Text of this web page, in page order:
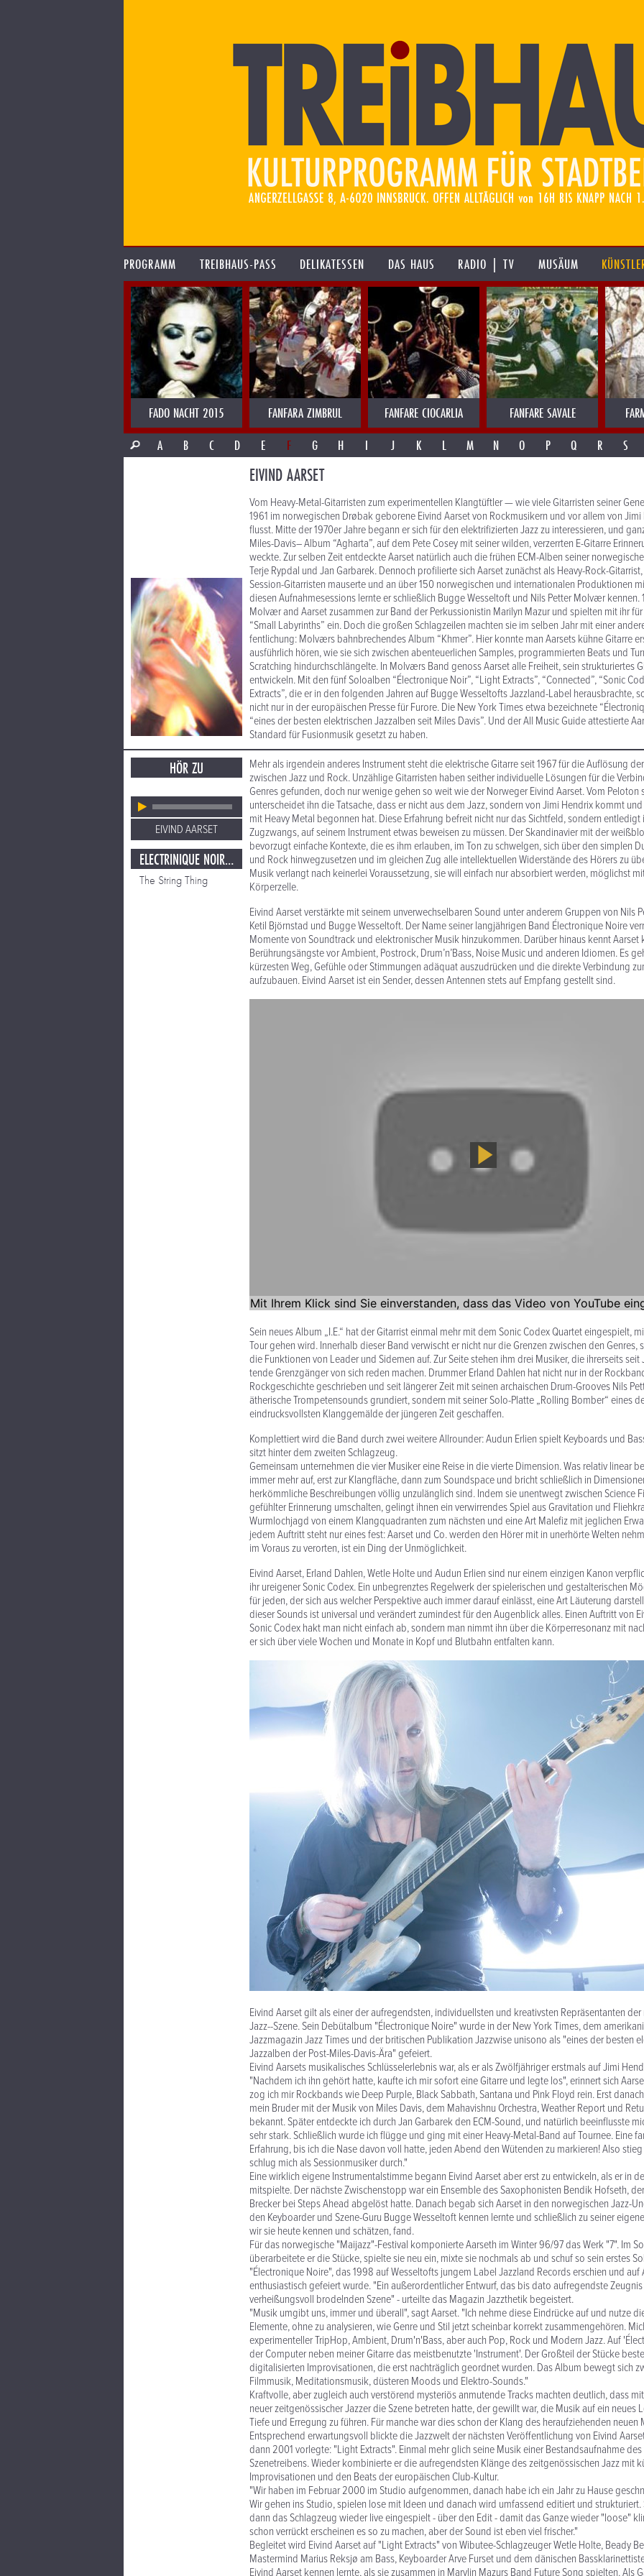
PROGRAMM TREIBHAUS-PASS DELIKATESSEN DAS HAUS RADIO | TV MUSÄUM
FADO NACHT 2015 FANFARA ZIMBRUL FANFARE CIOCARLIA FANFARE SAVALE
A
B C D E F G H I J K L M N O P Q R S
EIVIND AARSET
Vom Heavy-Metal-Gitarristen zum exper­i­mentellen Klangtüftler — wie viele Gitar­risten seiner
1961 im norwegischen Drøbak geborene Eivind Aarset von Rock­musikern und vor allem von
flusst. Mitte der 1970er Jahre begann er sich für den elek­tri­fizierten Jazz zu inter­essieren, und
Miles-Davis– Album “Agharta”, auf dem Pete Cosey mit seiner wilden, verz­errten E-Gitarre
weckte. Zur selben Zeit entdeckte Aarset natürlich auch die frühen ECM-Alben seiner
Terje Rypdal und Jan Garbarek. Dennoch profil­ierte sich Aarset zunächst als Heavy-Rock-
Session-Gitarristen mauserte und an über 150 norwegischen und inter­na­tionalen Produk­tionen
diesen Aufnahme­ses­sions lernte er schließlich Bugge Wesseltoft und Nils Petter Molvær kennen.
Molvær and Aarset zusammen zur Band der Perkus­sion­istin Marilyn Mazur und spielten mit ihr
“Small Labyrinths” ein. Doch die großen Schlagzeilen machten sie im selben Jahr mit einer
fentlichung: Molværs bahn­brechendes Album “Khmer”. Hier konnte man Aarsets kühne Gitarre
ausführlich hören, wie sie sich zwischen aben­teuer­lichen Samples, program­mierten Beats und
Scratching hindurch­schlän­gelte. In Molværs Band genoss Aarset alle Freiheit, sein struk­turi­ertes
entwickeln. Mit den fünf Soloalben “Électronique Noir”, “Light Extracts”, “Connected”, “Sonic
Extracts”, die er in den folgenden Jahren auf Bugge Wesseltofts Jazzland-Label heraus­brachte,
nicht nur in der europäischen Presse für Furore. Die New York Times etwa beze­ichnete
“eines der besten elek­trischen Jazzalben seit Miles Davis”. Und der All Music Guide attestierte
Standard für Fusion­musik gesetzt zu haben.
HÖR ZU
EIVIND AARSET
ELECTRINIQUE NOIR / LIGHT EXTRACTS
The String Thing
Mehr als irgendein anderes Instrument steht die elek­trische Gitarre seit 1967 für die Auflösung
zwischen Jazz und Rock. Unzählige Gitar­risten haben seither indi­viduelle Lösungen für die
Genres gefunden, doch nur wenige gehen so weit wie der Norweger Eivind Aarset. Vom Peloton
unter­scheidet ihn die Tatsache, dass er nicht aus dem Jazz, sondern von Jimi Hendrix kommt
mit Heavy Metal begonnen hat. Diese Erfahrung befreit nicht nur das Sichtfeld, sondern entledigt
Zugzwangs, auf seinem Instrument etwas beweisen zu müssen. Der Skan­di­navier mit der
bevorzugt einfache Kontexte, die es ihm erlauben, im Ton zu schwelgen, sich über den simplen
und Rock hinwegzusetzen und im gleichen Zug alle intellek­tuellen Wider­stände des Hörers zu
Musik verlangt nach kein­erlei Voraus­setzung, sie will einfach nur absorbiert werden, möglichst
Körperzelle.
Eivind Aarset verstärkte mit seinem unver­wech­sel­baren Sound unter anderem Gruppen von Nils
Ketil Björnstad und Bugge Wesseltoft. Der Name seiner langjährigen Band Électronique Noire
Momente von Sound­track und elek­tro­n­ischer Musik hinzukommen. Darüber hinaus kennt Aarset
Berührungsängste vor Ambient, Postrock, Drum’n’Bass, Noise Music und anderen Idiomen. Es
kürzesten Weg, Gefühle oder Stim­mungen adäquat auszu­drücken und die direkte Verbindung
aufzubauen. Eivind Aarset ist ein Sender, dessen Antennen stets auf Empfang gestellt sind.
Sein neues Album „I.E.“ hat der Gitarrist einmal mehr mit dem Sonic Codex Quartet einge­spielt,
Tour gehen wird. Innerhalb dieser Band verwischt er nicht nur die Grenzen zwischen den Genres,
die Funk­tionen von Leader und Sidemen auf. Zur Seite stehen ihm drei Musiker, die ihrer­seits
tende Gren­zgänger von sich reden machen. Drummer Erland Dahlen hat nicht nur in der
Rock­geschichte geschrieben und seit längerer Zeit mit seinen archaischen Drum-Grooves Nils
ätherische Trompe­ten­sounds grundiert, sondern mit seiner Solo-Platte „Rolling Bomber“ eines
eindrucksvollsten Klanggemälde der jüngeren Zeit geschaffen.
Komplet­tiert wird die Band durch zwei weitere Allrounder: Audun Erlien spielt Keyboards und
sitzt hinter dem zweiten Schlagzeug.
Gemeinsam unternehmen die vier Musiker eine Reise in die vierte Dimension. Was relativ linear
immer mehr auf, erst zur Klangfläche, dann zum Sound­space und bricht schließlich in
herkömm­liche Beschrei­bungen völlig unzulänglich sind. Indem sie unen­twegt zwischen Science
gefühlter Erin­nerung umschalten, gelingt ihnen ein verwirrendes Spiel aus Grav­i­tation und
Wurm­lochjagd von einem Klangquad­ranten zum nächsten und eine Art Malefiz mit jeglichen
jedem Auftritt steht nur eines fest: Aarset und Co. werden den Hörer mit in uner­hörte Welten
im Voraus zu verorten, ist ein Ding der Unmöglichkeit.
Eivind Aarset, Erland Dahlen, Wetle Holte und Audun Erlien sind nur einem einzigen Kanon
ihr ureigener Sonic Codex. Ein unbe­grenztes Regelwerk der spielerischen und gestal­ter­ischen
für jeden, der sich aus welcher Perspektive auch immer darauf einlässt, eine Art Läuterung
dieser Sounds ist universal und verändert zumindest für den Augen­blick alles. Einen Auftritt von
Sonic Codex hakt man nicht einfach ab, sondern man nimmt ihn über die Körper­res­onanz mit
er sich über viele Wochen und Monate in Kopf und Blutbahn entfalten kann.
Eivind Aarset gilt als einer der aufregendsten, individuellsten und kreativsten Repräsentanten
Jazz--Szene. Sein Debütalbum "Électronique Noire" wurde in der New York Times, dem
Jazzmagazin Jazz Times und der britischen Publikation Jazzwise unisono als "eines der besten
Jazzalben der Post-Miles-Davis-Ära" gefeiert.
Eivind Aarsets musikalisches Schlüsselerlebnis war, als er als Zwölfjähriger erstmals auf Jimi
"Nachdem ich ihn gehört hatte, kaufte ich mir sofort eine Gitarre und legte los", erinnert sich
zog ich mir Rockbands wie Deep Purple, Black Sabbath, Santana und Pink Floyd rein. Erst
mein Bruder mit der Musik von Miles Davis, dem Mahavishnu Orchestra, Weather Report und
bekannt. Später entdeckte ich durch Jan Garbarek den ECM-Sound, und natürlich beeinflusste
sehr stark. Schließlich wurde ich flügge und ging mit einer Heavy-Metal-Band auf Tournee. Eine
Erfahrung, bis ich die Nase davon voll hatte, jeden Abend den Wütenden zu markieren! Also
schlug mich als Sessionmusiker durch."
Eine wirklich eigene Instrumentalstimme begann Eivind Aarset aber erst zu entwickeln, als er in
mitspielte. Der nächste Zwischenstopp war ein Ensemble des Saxophonisten Bendik Hofseth,
Brecker bei Steps Ahead abgelöst hatte. Danach begab sich Aarset in den norwegischen Jazz-
den Keyboarder und Szene-Guru Bugge Wesseltoft kennen lernte und schließlich zu seiner
wir sie heute kennen und schätzen, fand.
Für das norwegische "Maijazz"-Festival komponierte Aarseth im Winter 96/97 das Werk "7". Im
überarbeitete er die Stücke, spielte sie neu ein, mixte sie nochmals ab und schuf so sein erstes
"Électronique Noire", das 1998 auf Wesseltofts jungem Label Jazzland Records erschien und auf
enthusiastisch gefeiert wurde. "Ein außerordentlicher Entwurf, das bis dato aufregendste
verheißungsvoll brodelnden Szene" - urteilte das Magazin Jazzthetik begeistert.
"Musik umgibt uns, immer und überall", sagt Aarset. "Ich nehme diese Eindrücke auf und nutze
Elemente, ohne zu analysieren, wie Genre und Stil jetzt scheinbar korrekt zusammengehören.
experimenteller TripHop, Ambient, Drum'n'Bass, aber auch Pop, Rock und Modern Jazz. Auf
der Computer neben meiner Gitarre das meistbenutzte 'Instrument'. Der Großteil der Stücke
digitalisierten Improvisationen, die erst nachträglich geordnet wurden. Das Album bewegt sich
Filmmusik, Meditationsmusik, düsteren Moods und Elektro-Sounds."
Kraftvolle, aber zugleich auch verstörend mysteriös anmutende Tracks machten deutlich, dass
neuer zeitgenössischer Jazzer die Szene betreten hatte, der gewillt war, die Musik auf ein neues
Tiefe und Erregung zu führen. Für manche war dies schon der Klang des heraufziehenden neuen
Entsprechend erwartungsvoll blickte die Jazzwelt der nächsten Veröffentlichung von Eivind
dann 2001 vorlegte: "Light Extracts". Einmal mehr glich seine Musik einer Bestandsaufnahme
Szenetreibens. Wieder kombinierte er die aufregendsten Klänge des zeitgenössischen Jazz mit
Improvisationen und den Beats der europäischen Club-Kultur.
"Wir haben im Februar 2000 im Studio aufgenommen, danach habe ich ein Jahr zu Hause
Wir gehen ins Studio, spielen lose mit Ideen und danach wird umfassend editiert und
dann das Schlagzeug wieder live eingespielt - über den Edit - damit das Ganze wieder "loose"
schon verrückt erscheinen es so zu machen, aber der Sound ist eben viel frischer."
Begleitet wird Eivind Aarset auf "Light Extracts" von Wibutee-Schlagzeuger Wetle Holte, Beady
Mastermind Marius Reksjø am Bass, Keyboarder Arve Furset und dem dänischen